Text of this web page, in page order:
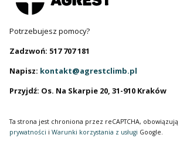
Potrzebujesz pomocy?
Zadzwoń: 517 707 181
Napisz: kontakt@agrestclimb.pl
Przyjdź: Os. Na Skarpie 20, 31-910 Kraków
Ta strona jest chroniona przez reCAPTCHA, obowiązują
prywatności i Warunki korzystania z usługi Google.